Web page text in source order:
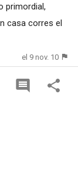
primordial,
casa corres el
el 9 nov. 10